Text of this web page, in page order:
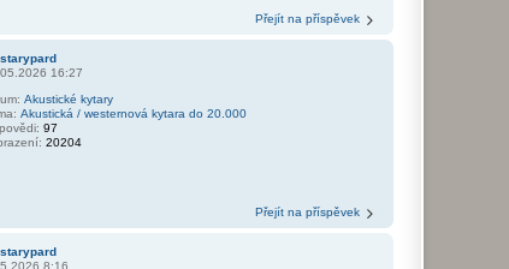
Přejít na příspěvek
starypard
16:27
Akustické kytary
Akustická / westernová kytara do 20.000
97
20204
Přejít na příspěvek
starypard
8:16